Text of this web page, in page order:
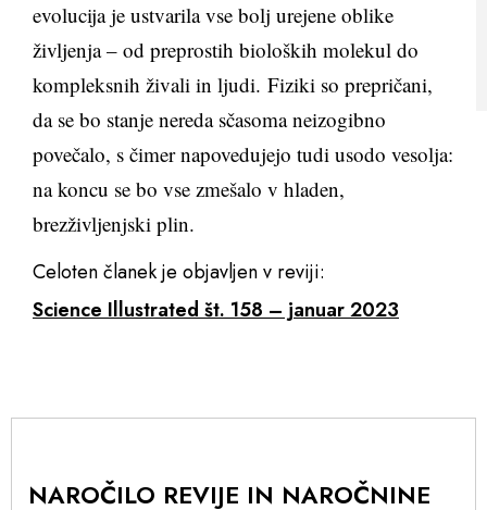
evolucija je ustvarila vse bolj urejene oblike
življenja – od preprostih bioloških molekul do
kompleksnih živali in ljudi. Fiziki so prepričani,
da se bo stanje nereda sčasoma neizogibno
povečalo, s čimer napovedujejo tudi usodo vesolja:
na koncu se bo vse zmešalo v hladen,
brezživljenjski plin.
Celoten članek je objavljen v reviji:
Science Illustrated št. 158 – januar 2023
NAROČILO REVIJE IN NAROČNINE